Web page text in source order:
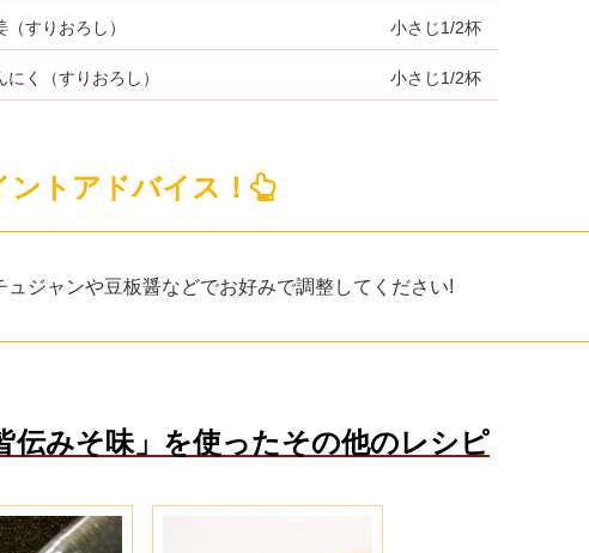
（すりおろし） 小さじ1/2杯
にく（すりおろし） 小さじ1/2杯
ントアドバイス！
ュジャンや豆板醤などでお好みで調整してください!
伝みそ味」を使ったその他のレシピ